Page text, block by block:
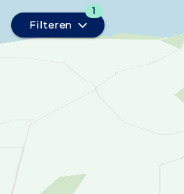
Filteren
1